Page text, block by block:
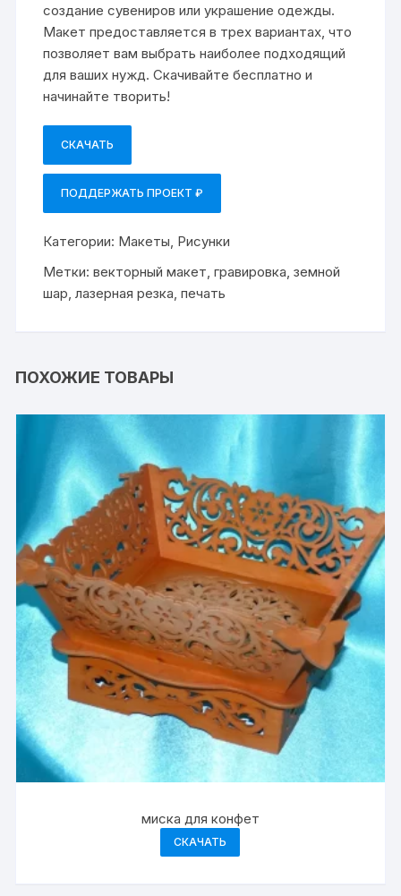
создание сувениров или украшение одежды.
Макет предоставляется в трех вариантах, что
позволяет вам выбрать наиболее подходящий
для ваших нужд. Скачивайте бесплатно и
начинайте творить!
СКАЧАТЬ
ПОДДЕРЖАТЬ ПРОЕКТ ₽
Категории: Макеты Рисунки
Метки:векторный макет ,гравировка ,земной
шар ,лазерная резка ,печать
ПОХОЖИЕ ТОВАРЫ
миска для конфет
СКАЧАТЬ